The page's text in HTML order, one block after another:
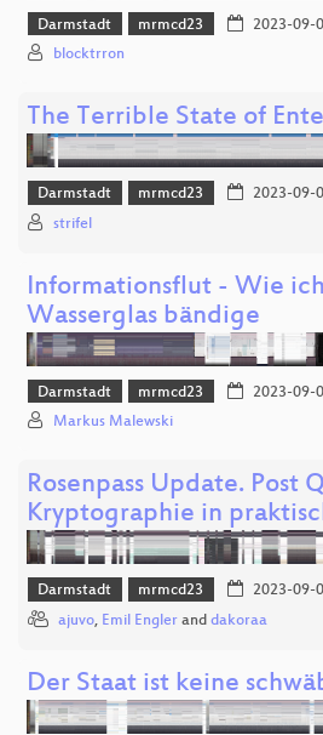
Darmstadt mrmcd23 2023-09-
blocktrron
The Terrible State of
Darmstadt mrmcd23 2023-09-
strifel
Informationsflut - Wie
Wasserglas bändige
Darmstadt mrmcd23 2023-09-
Markus Malewski
Rosenpass Update. Post
Kryptographie in
Darmstadt mrmcd23 2023-09-
ajuvo, Emil Engler and dakoraa
Der Staat ist keine